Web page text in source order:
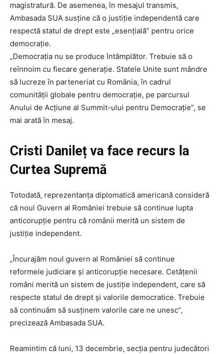
magistratură. De asemenea, în mesajul transmis,
Ambasada SUA susține că o justiție independentă care
respectă statul de drept este „esențială” pentru orice
democrație.
„Democrația nu se produce întâmplător. Trebuie să o
reînnoim cu fiecare generație. Statele Unite sunt mândre
să lucreze în parteneriat cu România, în cadrul
comunității globale pentru democrație, pe parcursul
Anului de Acțiune al Summit-ului pentru Democrație”, se
mai arată în mesaj.
Cristi Danileț va face recurs la
Curtea Supremă
Totodată, reprezentanța diplomatică americană consideră
că noul Guvern al României trebuie să continue lupta
anticorupție pentru că românii merită un sistem de
justiție independent.
„Încurajăm noul guvern al României să continue
reformele judiciare și anticorupție necesare. Cetățenii
români merită un sistem de justiție independent, care să
respecte statul de drept și valorile democratice. Trebuie
să continuăm să susținem valorile care ne unesc”,
precizează Ambasada SUA.
Reamintim că luni, 13 decembrie, secția pentru judecători